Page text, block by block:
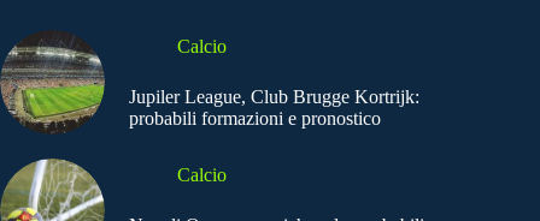
Calcio
Jupiler League, Club Brugge Kortrijk:
probabili formazioni e pronostico
Calcio